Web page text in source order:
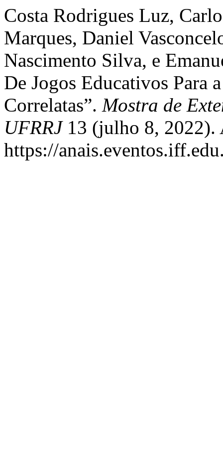
Costa Rodrigues Luz,
Marques, Daniel
Nascimento Silva, e
De Jogos Educativos Para
Correlatas”. Mostra de
UFRRJ13 (julho 8, 2022).
https://